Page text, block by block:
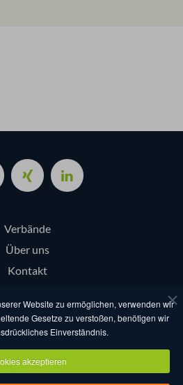
Verbände
Über uns
Kontakt
Nutzungsbestimmungen
Website zu ermöglichen, verwenden wir
Gesetze zu verstoßen, benötigen wir
Einverständnis.
akzeptieren